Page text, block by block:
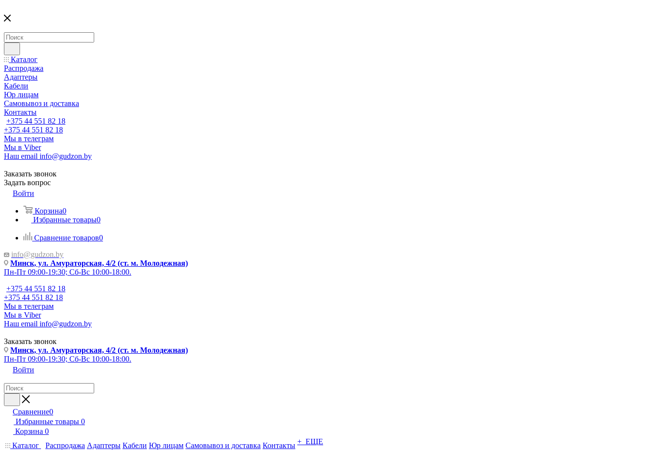
Каталог
Распродажа
Адаптеры
Кабели
Юр лицам
Самовывоз и доставка
Контакты
+375 44 551 82 18
+375 44 551 82 18
Мы в телеграм
Мы в Viber
Наш email info@gudzon.by
Заказать звонок
Задать вопрос
Войти
Корзина0
Избранные товары0
Сравнение товаров0
info@gudzon.by
Минск, ул. Амураторская, 4/2 (ст. м. Молодежная)
Пн-Пт 09:00-19:30; Сб-Вс 10:00-18:00.
+375 44 551 82 18
+375 44 551 82 18
Мы в телеграм
Мы в Viber
Наш email info@gudzon.by
Заказать звонок
Минск, ул. Амураторская, 4/2 (ст. м. Молодежная)
Пн-Пт 09:00-19:30; Сб-Вс 10:00-18:00.
Войти
Сравнение0
Избранные товары 0
Корзина 0
Каталог
Распродажа Адаптеры Кабели Юр лицам Самовывоз и доставка Контакты + ЕЩЕ